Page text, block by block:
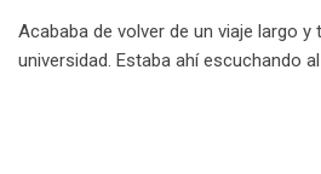
Acababa de volver de un viaje largo y
universidad. Estaba ahí escuchando